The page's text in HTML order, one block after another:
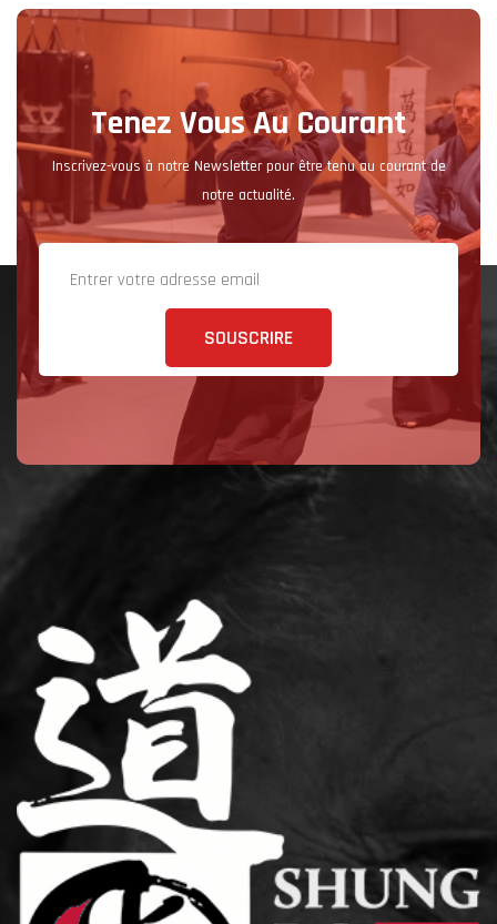
Tenez Vous Au Courant
Inscrivez-vous à notre Newsletter pour être tenu au courant de
notre actualité.
SOUSCRIRE